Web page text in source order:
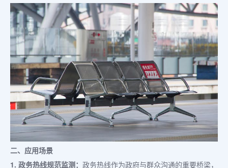
二、应用场景
1. 政务热线规范监测： 政务热线作为政府与群众沟通的重要桥梁，